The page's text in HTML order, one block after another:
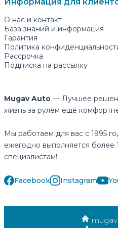
Информация для
О нас и контакт
База знаний и информация
Гарантия
Политика
Рассрочка
Подписка на рассылку
Mugav Auto — Лучшее
жизнь за рулём ещё
Мы работаем для вас с 1995
ежегодно выполняется более
специалистам!
Facebook Instagram